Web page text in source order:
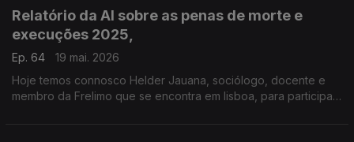
Relatório da AI sobre as penas de morte e
execuções 2025,
Ep. 64
19 mai. 2026
Hoje temos connosco Helder Jauana, sociólogo, docente e
membro da Frelimo que se encontra em lisboa, para participar